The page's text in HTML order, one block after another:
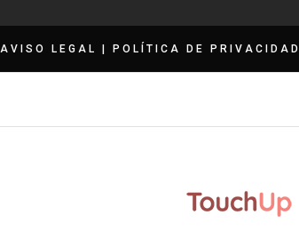
AVISO LEGAL | POLÍTICA DE PRIVACIDAD